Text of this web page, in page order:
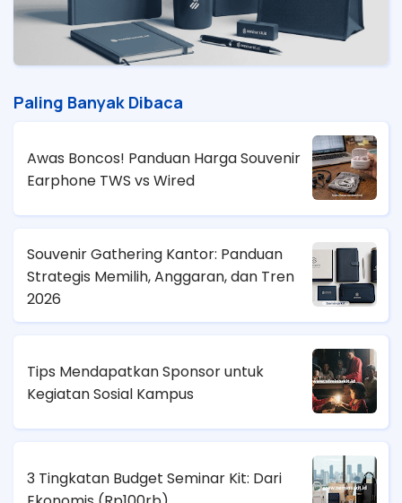
Paling Banyak Dibaca
Awas Boncos! Panduan Harga Souvenir
Earphone TWS vs Wired
Souvenir Gathering Kantor: Panduan
Strategis Memilih, Anggaran, dan Tren
2026
Tips Mendapatkan Sponsor untuk
Kegiatan Sosial Kampus
3 Tingkatan Budget Seminar Kit: Dari